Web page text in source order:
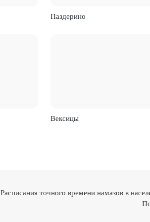
Паздерино
Вексицы
Расписания точного времени намазов в